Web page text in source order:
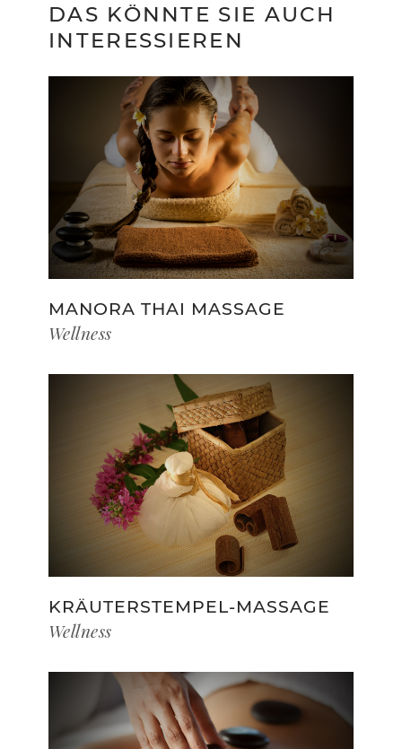
DAS KÖNNTE SIE AUCH
INTERESSIEREN
MANORA THAI MASSAGE
Wellness
KRÄUTERSTEMPEL-MASSAGE
Wellness